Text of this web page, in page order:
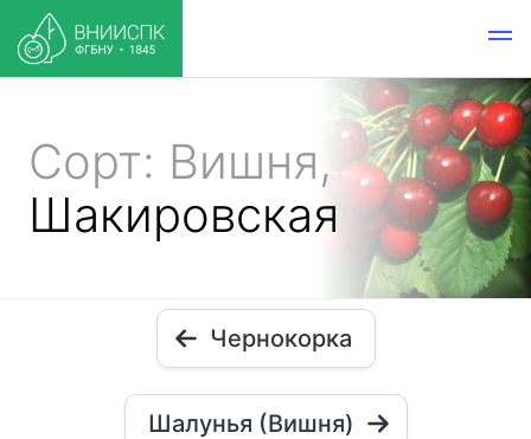
Сорт: Вишня,
Шакировская
Чернокорка
Шалунья (Вишня)